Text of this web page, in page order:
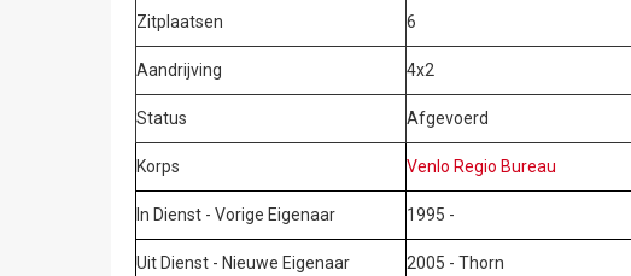
Zitplaatsen 6
Aandrijving 4x2
Status Afgevoerd
Korps Venlo Regio Bureau
In Dienst - Vorige Eigenaar 1995 -
Uit Dienst - Nieuwe Eigenaar 2005 - Thorn